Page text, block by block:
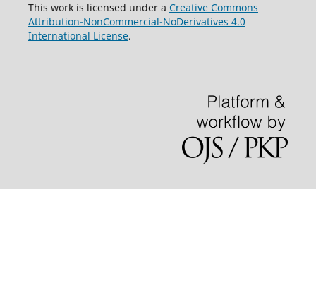
This work is licensed under a Creative Commons
Attribution-NonCommercial-NoDerivatives 4.0
International License.